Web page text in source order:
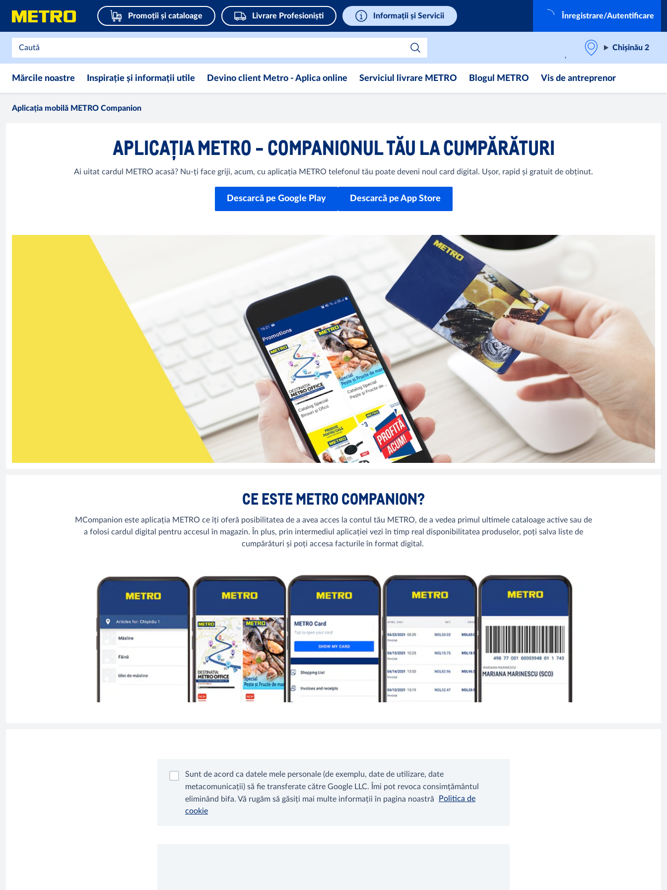
Promoții și cataloage Livrare Profesioniști Informații și Servicii Înregistrare/Autentificare
Chișinău 2
Mărcile noastre Inspirație și informații utile Devino client Metro - Aplica online Serviciul livrare METRO Blogul METRO Vis de antreprenor
Aplicația mobilă METRO Companion
APLICAȚIA METRO - COMPANIONUL TĂU LA CUMPĂRĂTURI
Ai uitat cardul METRO acasă? Nu-ți face griji, acum, cu aplicația METRO telefonul tău poate deveni noul card digital. Ușor, rapid și gratuit de obținut.
Descarcă pe Google Play Descarcă pe App Store
CE ESTE METRO COMPANION?
MCompanion este aplicația METRO ce îți oferă posibilitatea de a avea acces la contul tău METRO, de a vedea primul ultimele cataloage active sau de
a folosi cardul digital pentru accesul în magazin. În plus, prin intermediul aplicației vezi în timp real disponibilitatea produselor, poți salva liste de
cumpărături și poți accesa facturile în format digital.
Sunt de acord ca datele mele personale (de exemplu, date de utilizare, date
metacomunicații) să fie transferate către Google LLC. Îmi pot revoca consimțământul
eliminând bifa. Vă rugăm să găsiți mai multe informații în pagina noastră
Politica de
cookie